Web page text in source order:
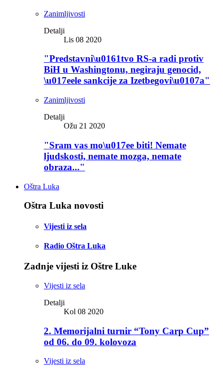
Zanimljivosti
Detalji
Lis 08 2020
"Predstavni\u0161tvo RS-a radi protiv
BiH u Washingtonu, negiraju genocid,
\u017eele sankcije za Izetbegovi\u0107a"
Zanimljivosti
Detalji
Ožu 21 2020
"Sram vas mo\u017ee biti! Nemate
ljudskosti, nemate mozga, nemate
obraza..."
Oštra Luka
Oštra Luka novosti
Vijesti iz sela
Radio Oštra Luka
Zadnje vijesti iz Oštre Luke
Vijesti iz sela
Detalji
Kol 08 2020
2. Memorijalni turnir “Tony Carp Cup”
od 06. do 09. kolovoza
Vijesti iz sela